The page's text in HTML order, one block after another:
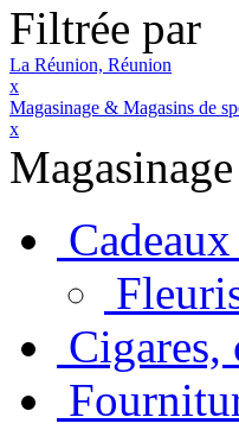
Filtrée par
La Réunion, Réunion
x
Magasinage & Magasins de
x
Cigares,